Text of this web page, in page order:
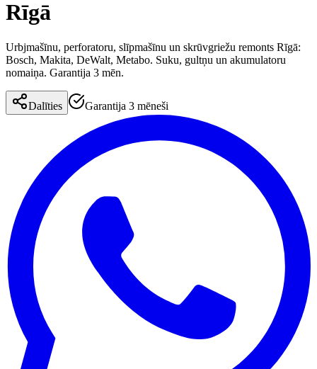
Rīgā
Urbjmašīnu, perforatoru, slīpmašīnu un skrūvgriežu remonts Rīgā:
Bosch, Makita, DeWalt, Metabo. Suku, gultņu un akumulatoru
nomaiņa. Garantija 3 mēn.
Dalīties Garantija 3 mēneši